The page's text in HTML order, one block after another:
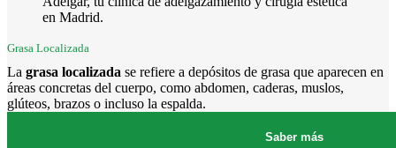
Grasa Localizada
La grasa localizada se refiere a depósitos de grasa que aparecen en
áreas concretas del cuerpo, como abdomen, caderas, muslos,
glúteos, brazos o incluso la espalda.
Saber más